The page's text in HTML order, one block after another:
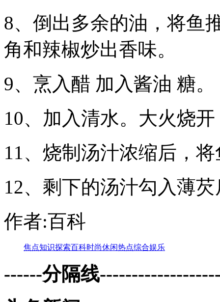
8、倒出多余的油，将鱼
角和辣椒炒出香味。
9、烹入醋 加入酱油 糖。
10、加入清水。大火烧
11、烧制汤汁浓缩后，
12、剩下的汤汁勾入薄
作者:百科
焦点知识探索百科时尚休闲热点综合娱乐
------分隔线